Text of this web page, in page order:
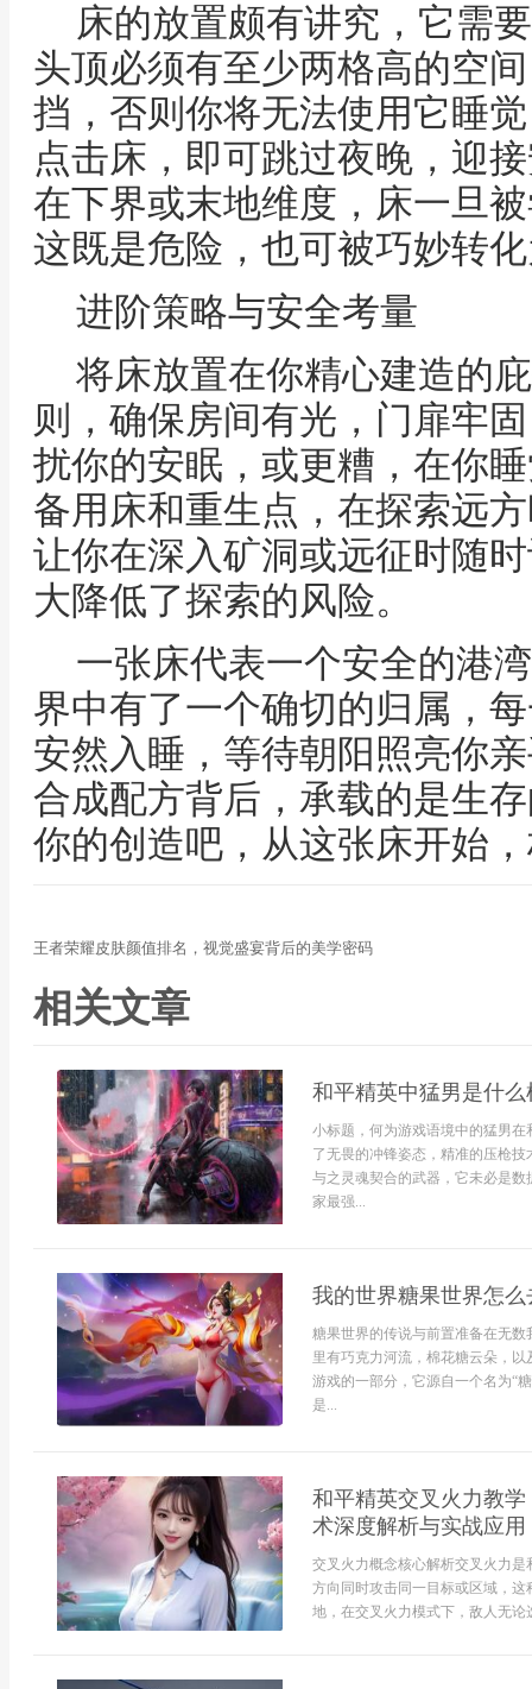
床的放置颇有讲究，它需
头顶必须有至少两格高的空
挡，否则你将无法使用它睡
点击床，即可跳过夜晚，迎
在下界或末地维度，床一旦
这既是危险，也可被巧妙转
进阶策略与安全考量
将床放置在你精心建造的
则，确保房间有光，门扉牢
扰你的安眠，或更糟，在你
备用床和重生点，在探索远
让你在深入矿洞或远征时随
大降低了探索的风险。
一张床代表一个安全的港
界中有了一个确切的归属，
安然入睡，等待朝阳照亮你
合成配方背后，承载的是生
你的创造吧，从这张床开始
王者荣耀皮肤颜值排名，视觉盛宴背后的美学密码
相关文章
和平精英中猛男是什
小标题，何为游戏语境中的猛男
了无畏的冲锋姿态，精准的压枪
与之灵魂契合的武器，它未必是
家最强...
我的世界糖果世界怎
糖果世界的传说与前置准备在无
里有巧克力河流，棉花糖云朵，
游戏的一部分，它源自一个名为“
是...
和平精英交叉火力教
术深度解析与实战应用
交叉火力概念核心解析交叉火力
方向同时攻击同一目标或区域，
地，在交叉火力模式下，敌人无